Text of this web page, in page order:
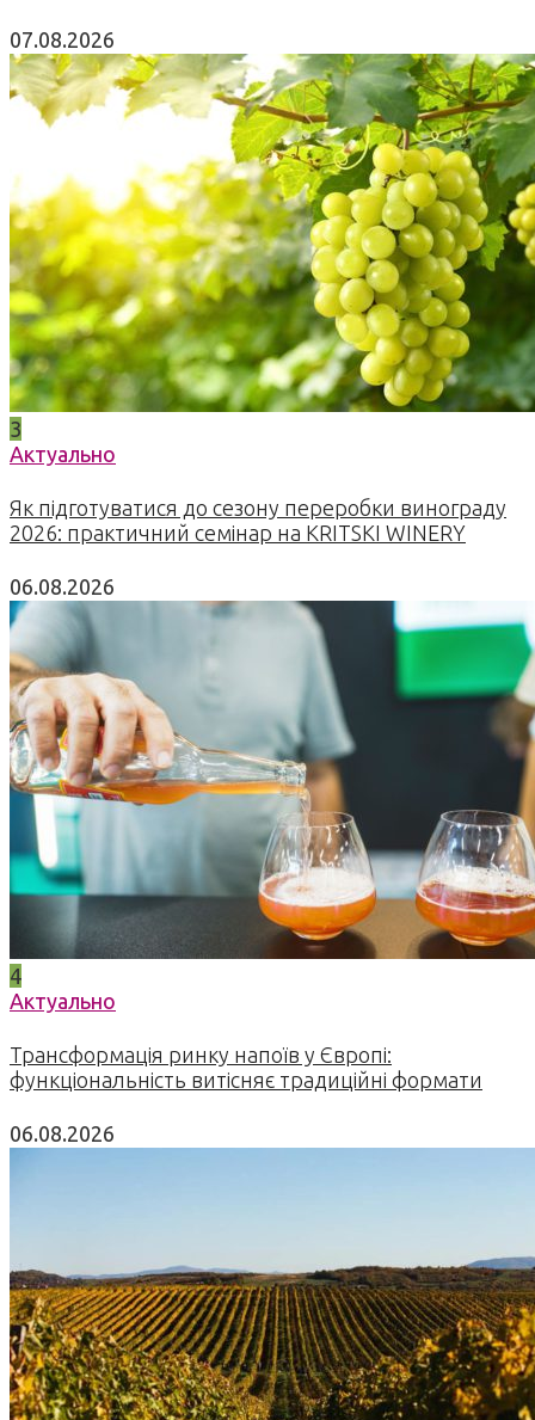
07.08.2026
3
Актуально
Як підготуватися до сезону переробки винограду
2026: практичний семінар на KRITSKI WINERY
06.08.2026
4
Актуально
Трансформація ринку напоїв у Європі:
функціональність витісняє традиційні формати
06.08.2026